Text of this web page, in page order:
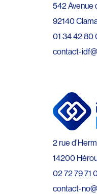
542 Avenue
92140
01 34 42 80
contact-
2 rue
14200
02 72 79 71
contact-